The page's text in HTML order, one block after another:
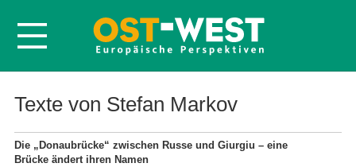
Startseite
Volltexte
Texte von Stefan Markov
Die „Donaubrücke“ zwischen Russe und Giurgiu – eine
Brücke ändert ihren Namen